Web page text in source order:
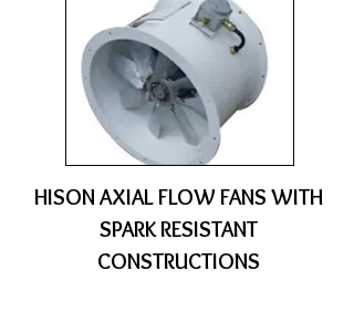
HISON AXIAL FLOW FANS WITH
SPARK RESISTANT
CONSTRUCTIONS